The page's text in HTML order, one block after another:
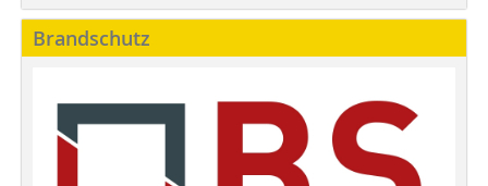
Brandschutz